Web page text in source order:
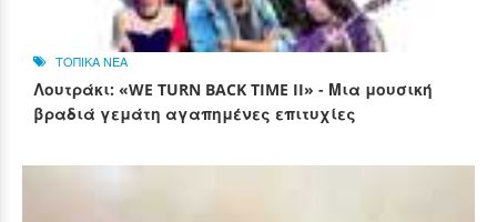
ΤΟΠΙΚΑ ΝΕΑ
Λουτράκι: «WE TURN BACK TIME II» - Μια μουσική
βραδιά γεμάτη αγαπημένες επιτυχίες